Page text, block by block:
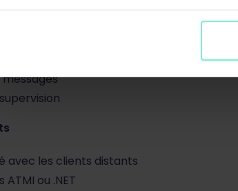
avec les clients distants
ou .NET